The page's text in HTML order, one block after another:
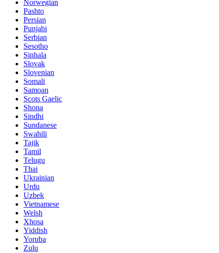
Norwegian
Pashto
Persian
Punjabi
Serbian
Sesotho
Sinhala
Slovak
Slovenian
Somali
Samoan
Scots Gaelic
Shona
Sindhi
Sundanese
Swahili
Tajik
Tamil
Telugu
Thai
Ukrainian
Urdu
Uzbek
Vietnamese
Welsh
Xhosa
Yiddish
Yoruba
Zulu